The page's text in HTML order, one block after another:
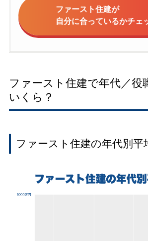
ファースト住建が
自分に合っているかチェ
ファースト住建で年代／役
いくら？
ファースト住建の年代別平